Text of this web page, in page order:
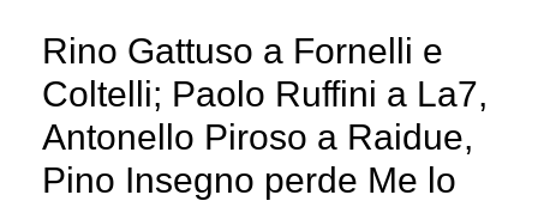
Rino Gattuso a Fornelli e
Coltelli; Paolo Ruffini a La7,
Antonello Piroso a Raidue,
Pino Insegno perde Me lo